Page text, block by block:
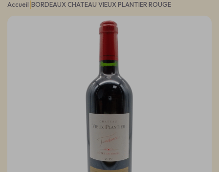
Accueil BORDEAUX CHATEAU VIEUX PLANTIER ROUGE